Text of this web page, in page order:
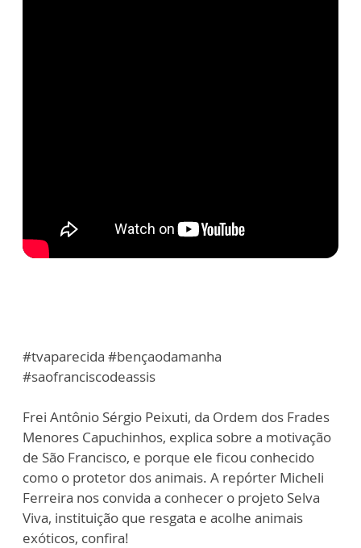
#tvaparecida #bençaodamanha
#saofranciscodeassis
Frei Antônio Sérgio Peixuti, da Ordem dos Frades
Menores Capuchinhos, explica sobre a motivação
de São Francisco, e porque ele ficou conhecido
como o protetor dos animais. A repórter Micheli
Ferreira nos convida a conhecer o projeto Selva
Viva, instituição que resgata e acolhe animais
exóticos, confira!